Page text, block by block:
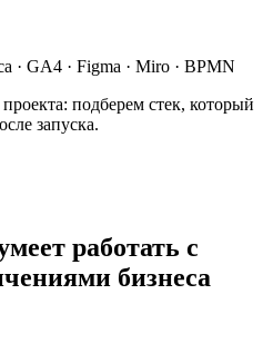
· GA4 · Figma · Miro · BPMN
подберем стек, который
запуска.
работать с
бизнеса